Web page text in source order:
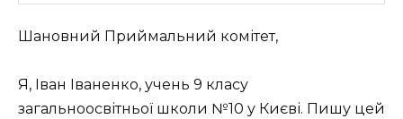
Шановний Приймальний комітет,
Я, Іван Іваненко, учень 9 класу
загальноосвітньої школи №10 у Києві. Пишу цей